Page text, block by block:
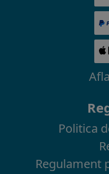
Politica
Regulament